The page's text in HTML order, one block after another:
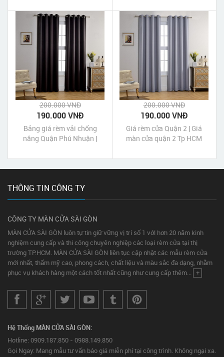
1
200.000 VNĐ
190.000 VNĐ
Bảng giá rèm vải chống
nắng Quận Phú Nhuận |
nắng Quận Phú Nhuận
200.000 VNĐ
190.000 VNĐ
Giá rèm cửa Quận 2 | Giá
màn cửa quận 2 Tp HCM
THÔNG TIN CÔNG TY
CÔNG TY MÀN CỬA SÀI GÒN
MÀN CỬA SÀI GÒN luôn tự tin giữ vững vị trí số 1 với hơn 20 năm kinh
nghiệm cung cấp và thi công chuyên nghiệp các loại rèm cửa tại thị
trường TP.HCM. MÀN CỬA SÀI GÒN liên tục cập nhật các mẫu rèm cửa
mới nhất, thẩm mỹ cao, phong cách, chất liệu và màu sắc đa dạng, nhằm
phục vụ khách hàng một cách tốt nhất cũng như cung cấp thêm... +
Hệ Thống MÀN CỬA SÀI GÒN:
Hotline: 0909.187.850 - 0988.149.850
Gọi Ngay: Mang mẫu tư vấn báo giá miễn phí tại công trình. Không ngại xa.